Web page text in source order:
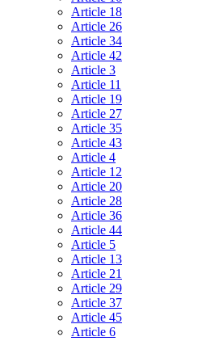
Article 18
Article 26
Article 34
Article 42
Article 3
Article 11
Article 19
Article 27
Article 35
Article 43
Article 4
Article 12
Article 20
Article 28
Article 36
Article 44
Article 5
Article 13
Article 21
Article 29
Article 37
Article 45
Article 6